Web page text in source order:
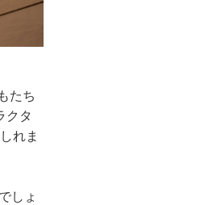
たち
クタ
れま
しょ